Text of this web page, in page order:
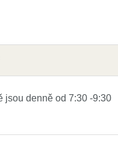
jsou denně od 7:30 -9:30